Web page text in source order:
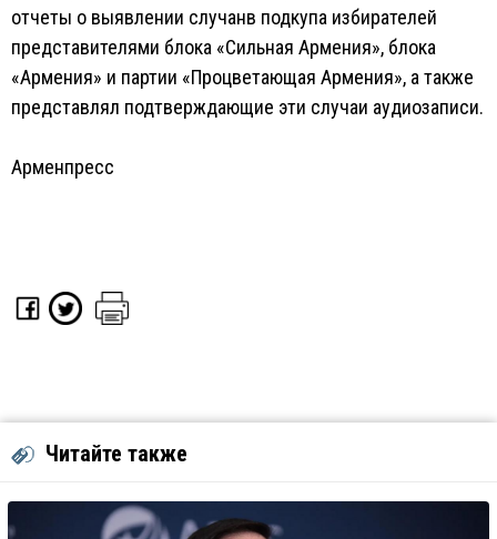
отчеты о выявлении случанв подкупа избирателей
представителями блока «Сильная Армения», блока
«Армения» и партии «Процветающая Армения», а также
представлял подтверждающие эти случаи аудиозаписи.
Арменпресс
Читайте также